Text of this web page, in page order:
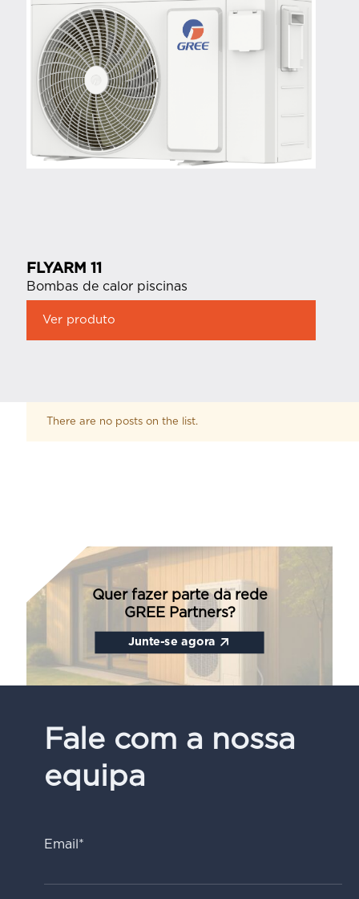
FLYARM 11
Bombas de calor piscinas
Ver produto
There are no posts on the list.
Junte-se agora
Quer fazer parte da rede
GREE Partners?
Fale com a nossa
equipa
Email*